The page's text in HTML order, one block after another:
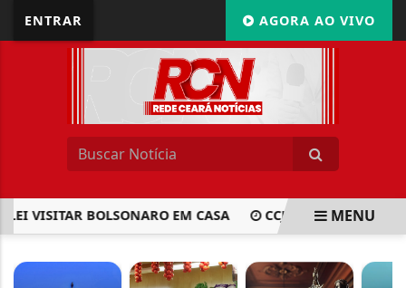
ENTRAR AGORA AO VIVO
VISITAR BOLSONARO EM CASA CCJ DA CÂMARA
MENU